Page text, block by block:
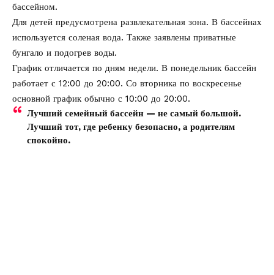
бассейном.
Для детей предусмотрена развлекательная зона. В бассейнах
используется соленая вода. Также заявлены приватные
бунгало и подогрев воды.
График отличается по дням недели. В понедельник бассейн
работает с 12:00 до 20:00. Со вторника по воскресенье
основной график обычно с 10:00 до 20:00.
Лучший семейный бассейн — не самый большой.
Лучший тот, где ребенку безопасно, а родителям
спокойно.